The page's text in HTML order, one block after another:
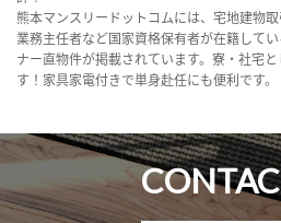
熊本マンスリードットコムには、宅地建物
業務主任者など国家資格保有者が在籍して
ナー直物件が掲載されています。寮・社宅
す！家具家電付きで単身赴任にも便利です。